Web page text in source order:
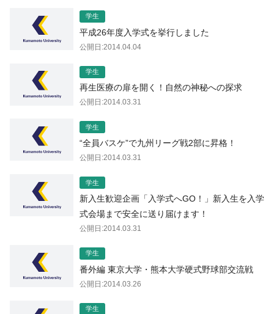
学生
平成26年度入学式を挙行しました
公開日:2014.04.04
学生
再生医療の扉を開く！自然の神秘への探求
公開日:2014.03.31
学生
“全員バスケ”で九州リーグ戦2部に昇格！
公開日:2014.03.31
学生
新入生歓迎企画「入学式へGO！」新入生を入学
式会場まで安全に送り届けます！
公開日:2014.03.31
学生
番外編 東京大学・熊本大学硬式野球部交流戦
公開日:2014.03.26
学生